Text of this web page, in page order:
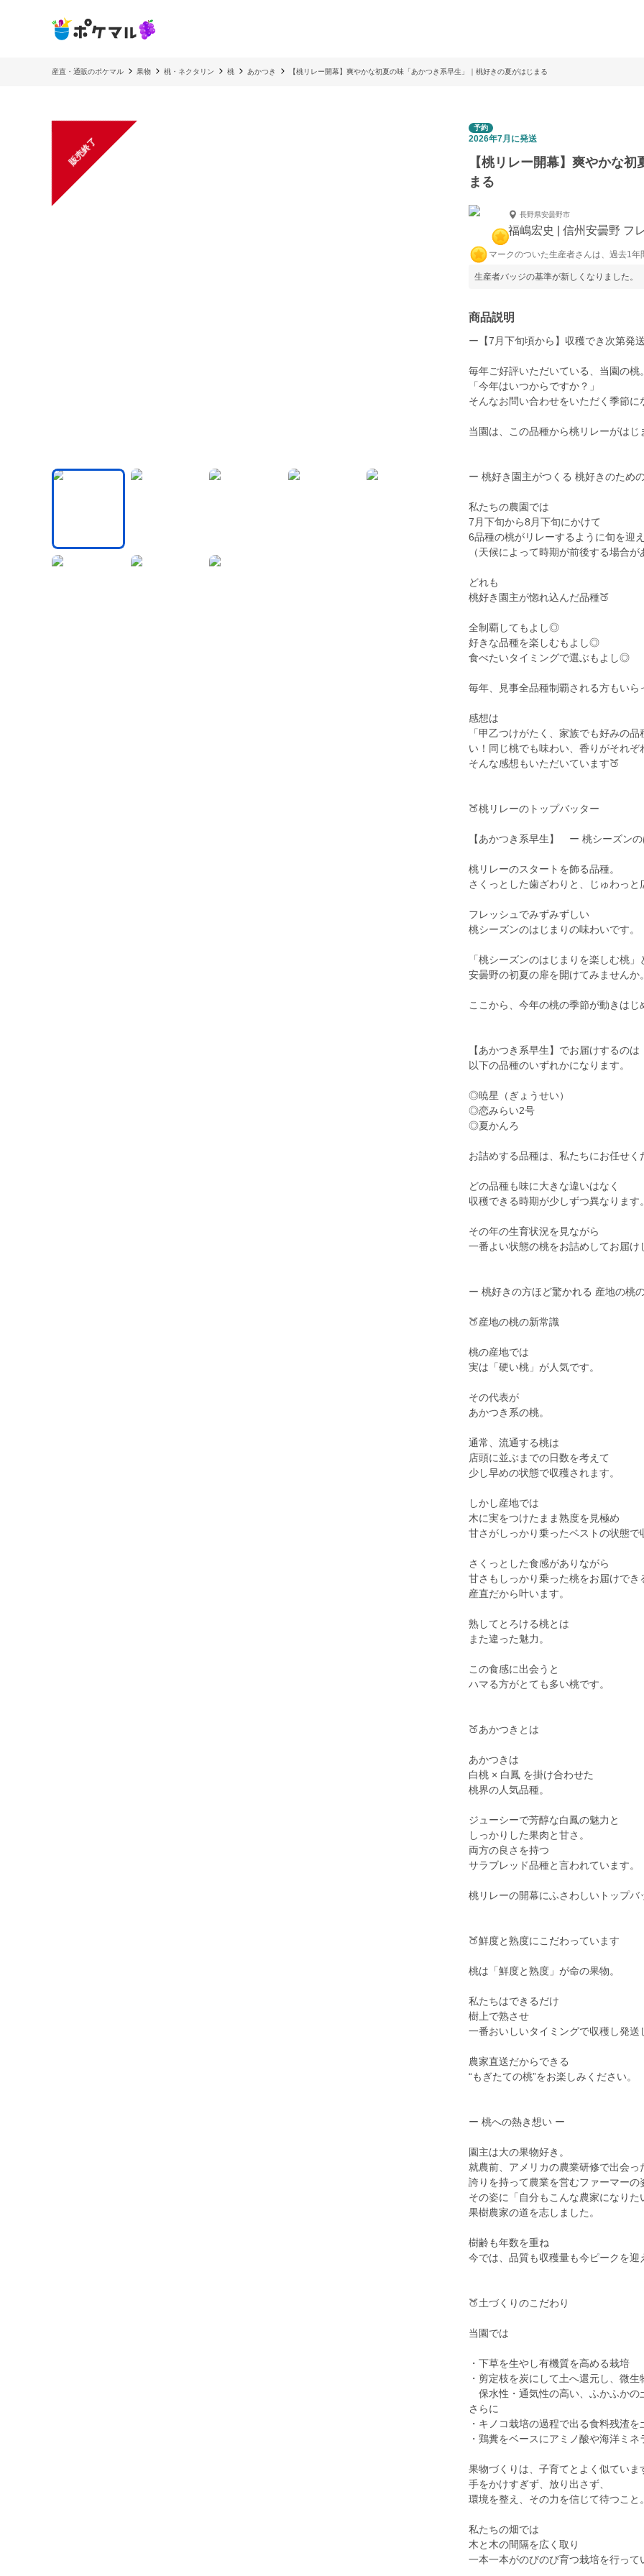
産直・通販のポケマル 果物 桃・ネクタリン 桃 あかつき 【桃リレー開幕】爽やかな初夏の味「あかつき系早生」｜桃好きの夏がはじまる
販売終了
予約
2026年7月に発送
【桃リレー開幕】爽やかな
まる
長野県安曇野市
福嶋宏史 | 信州安曇野 フ
マークのついた生産者さんは、過去1年
生産者バッジの基準が新しくなりました。
商品説明
ー【7月下旬頃から】収穫でき次第発
毎年ご好評いただいている、当園の桃。
「今年はいつからですか？」
そんなお問い合わせをいただく季節に
当園は、この品種から桃リレーがはじ
ー 桃好き園主がつくる 桃好きのため
私たちの農園では
7月下旬から8月下旬にかけて
6品種の桃がリレーするように旬を迎
（天候によって時期が前後する場合が
どれも
桃好き園主が惚れ込んだ品種🍑
全制覇してもよし◎
好きな品種を楽しむもよし◎
食べたいタイミングで選ぶもよし◎
毎年、見事全品種制覇される方もいら
感想は
「甲乙つけがたく、家族でも好みの
い！同じ桃でも味わい、香りがそれぞ
そんな感想もいただいています🍑
🍑桃リレーのトップバッター
【あかつき系早生】 ー 桃シーズン
桃リレーのスタートを飾る品種。
さくっとした歯ざわりと、じゅわっと
フレッシュでみずみずしい
桃シーズンのはじまりの味わいです。
「桃シーズンのはじまりを楽しむ桃」
安曇野の初夏の扉を開けてみませんか。
ここから、今年の桃の季節が動きはじ
【あかつき系早生】でお届けするのは
以下の品種のいずれかになります。
◎暁星（ぎょうせい）
◎恋みらい2号
◎夏かんろ
お詰めする品種は、私たちにお任せく
どの品種も味に大きな違いはなく
収穫できる時期が少しずつ異なります。
その年の生育状況を見ながら
一番よい状態の桃をお詰めしてお届け
ー 桃好きの方ほど驚かれる 産地の桃
🍑産地の桃の新常識
桃の産地では
実は「硬い桃」が人気です。
その代表が
あかつき系の桃。
通常、流通する桃は
店頭に並ぶまでの日数を考えて
少し早めの状態で収穫されます。
しかし産地では
木に実をつけたまま熟度を見極め
甘さがしっかり乗ったベストの状態で
さくっとした食感がありながら
甘さもしっかり乗った桃をお届けでき
産直だから叶います。
熟してとろける桃とは
また違った魅力。
この食感に出会うと
ハマる方がとても多い桃です。
🍑あかつきとは
あかつきは
白桃 × 白鳳 を掛け合わせた
桃界の人気品種。
ジューシーで芳醇な白鳳の魅力と
しっかりした果肉と甘さ。
両方の良さを持つ
サラブレッド品種と言われています。
桃リレーの開幕にふさわしいトップバ
🍑鮮度と熟度にこだわっています
桃は「鮮度と熟度」が命の果物。
私たちはできるだけ
樹上で熟させ
一番おいしいタイミングで収穫し発送
農家直送だからできる
“もぎたての桃”をお楽しみください。
ー 桃への熱き想い ー
園主は大の果物好き。
就農前、アメリカの農業研修で出会っ
誇りを持って農業を営むファーマーの
その姿に「自分もこんな農家になりた
果樹農家の道を志しました。
樹齢も年数を重ね
今では、品質も収穫量も今ピークを迎
🍑土づくりのこだわり
当園では
・下草を生やし有機質を高める栽培
・剪定枝を炭にして土へ還元し、微
保水性・通気性の高い、ふかふかの
さらに
・キノコ栽培の過程で出る食料残渣
・鶏糞をベースにアミノ酸や海洋ミ
果物づくりは、子育てとよく似ていま
手をかけすぎず、放り出さず、
環境を整え、その力を信じて待つこと。
私たちの畑では
木と木の間隔を広く取り
一本一本がのびのび育つ栽培を行って